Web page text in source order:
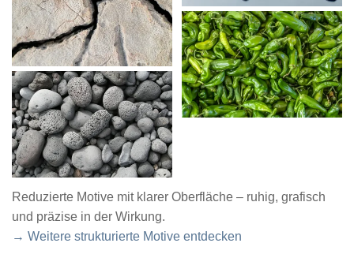
Reduzierte Motive mit klarer Oberfläche – ruhig, grafisch
und präzise in der Wirkung.
→ Weitere strukturierte Motive entdecken